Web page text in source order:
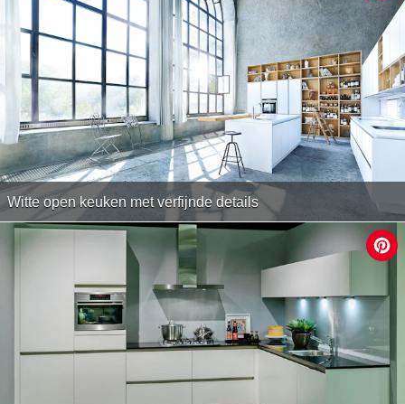
Witte open keuken met verfijnde details